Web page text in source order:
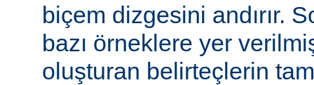
biçem dizgesini andırır.
bazı örneklere yer
oluşturan belirteçlerin